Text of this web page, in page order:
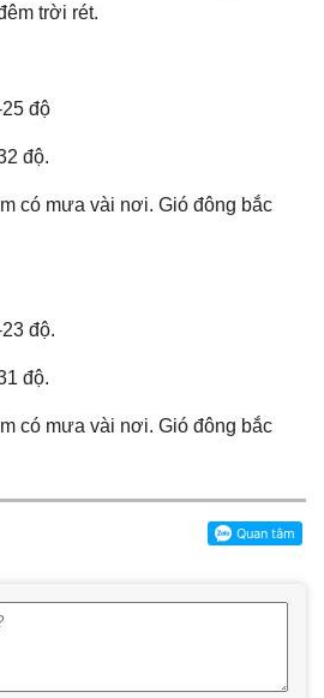
trời rét.
độ
độ.
có mưa vài nơi. Gió đông bắc
độ.
độ.
có mưa vài nơi. Gió đông bắc